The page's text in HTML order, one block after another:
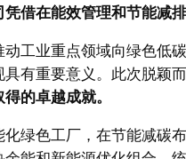
借在能效管理和节能减
工业重点领域向绿色低
有重要意义。此次脱颖而
的卓越成就。
绿色工厂，在节能减碳